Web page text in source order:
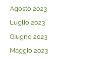
Agosto 2023
Luglio 2023
Giugno 2023
Maggio 2023